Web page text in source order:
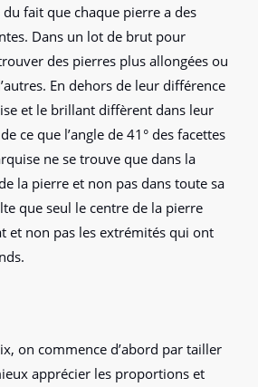
fait que chaque pierre a des
Dans un lot de brut pour
des pierres plus allongées ou
En dehors de leur différence
et le brillant diffèrent dans leur
ce que l’angle de 41° des facettes
ne se trouve que dans la
la pierre et non pas dans toute sa
que seul le centre de la pierre
et non pas les extrémités qui ont
on commence d’abord par tailler
apprécier les proportions et